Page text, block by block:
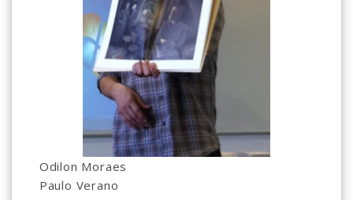
Odilon Moraes
Paulo Verano